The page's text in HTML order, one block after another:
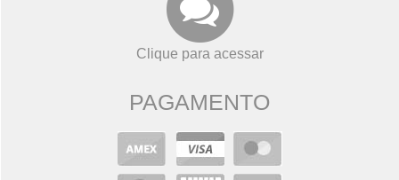
Clique para acessar
PAGAMENTO